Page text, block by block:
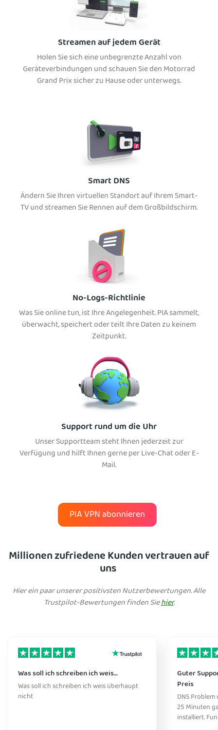
Streamen auf jedem Gerät
Holen Sie sich eine unbegrenzte Anzahl von
Geräteverbindungen und schauen Sie den Motorrad
Grand Prix sicher zu Hause oder unterwegs.
Smart DNS
Ändern Sie Ihren virtuellen Standort auf Ihrem Smart-
TV und streamen Sie Rennen auf dem Großbildschirm.
No-Logs-Richtlinie
Was Sie online tun, ist Ihre Angelegenheit. PIA sammelt,
überwacht, speichert oder teilt Ihre Daten zu keinem
Zeitpunkt.
Support rund um die Uhr
Unser Supportteam steht Ihnen jederzeit zur
Verfügung und hilft Ihnen gerne per Live-Chat oder E-
Mail.
PIA VPN abonnieren
Millionen zufriedene Kunden vertrauen auf
uns
Hier ein paar unserer positivsten Nutzerbewertungen. Alle
Trustpilot-Bewertungen finden Siehier.
Was soll ich schreiben ich weis…
Was soll ich schreiben ich weis überhaupt
nicht
Guter
Preis
DNS
25 Minuten
installiert.